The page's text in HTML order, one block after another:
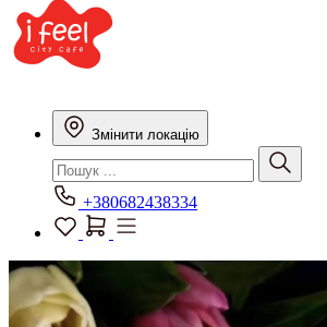
Змінити локацію
+380682438334